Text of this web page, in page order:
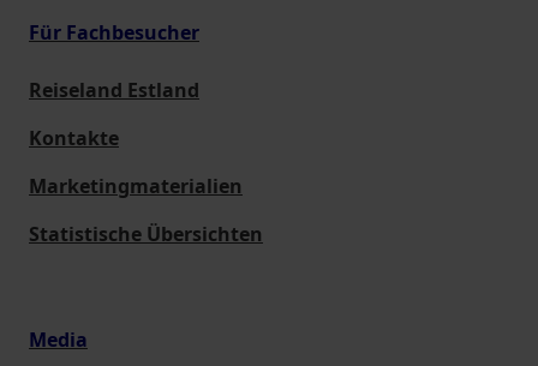
Für Fachbesucher
Reiseland Estland
Kontakte
Marketingmaterialien
Statistische Übersichten
Media